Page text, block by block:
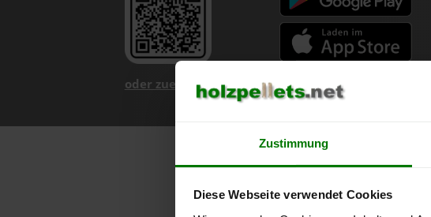
Zustimmung
Diese Webseite verwendet Cookies
oder zuerst mehr über unsere App erfahren